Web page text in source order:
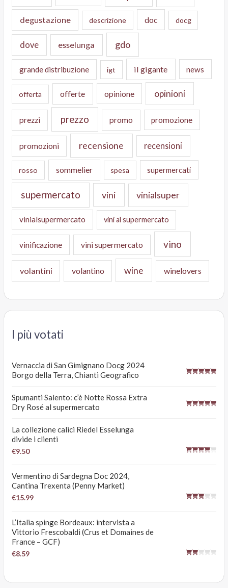
degustazione descrizione doc docg
dove esselunga gdo
grande distribuzione igt il gigante news
offerta offerte opinione opinioni
prezzi prezzo promo promozione
promozioni recensione recensioni
rosso sommelier spesa supermercati
supermercato vini vinialsuper
vinialsupermercato vini al supermercato
vinificazione vini supermercato vino
volantini volantino wine winelovers
I più votati
Vernaccia di San Gimignano Docg 2024
Borgo della Terra, Chianti Geografico
Spumanti Salento: c’è Notte Rossa Extra
Dry Rosé al supermercato
La collezione calici Riedel Esselunga
divide i clienti
€9.50
Vermentino di Sardegna Doc 2024,
Cantina Trexenta (Penny Market)
€15.99
L’Italia spinge Bordeaux: intervista a
Vittorio Frescobaldi (Crus et Domaines de
France – GCF)
€8.59